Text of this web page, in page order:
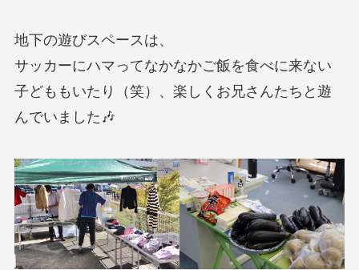
地下の遊びスペースは、
サッカーにハマってなかなかご飯を食べに来ない
子どももいたり（笑）、楽しくお兄さんたちと遊
んでいました🎶